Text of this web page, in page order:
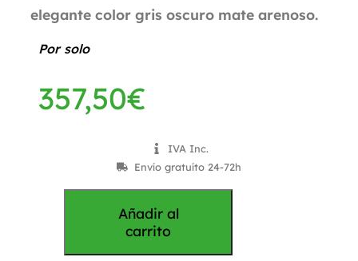
elegante color gris oscuro mate arenoso.
Por solo
357,50€
IVA Inc.
Envío gratuíto 24-72h
Añadir al
carrito